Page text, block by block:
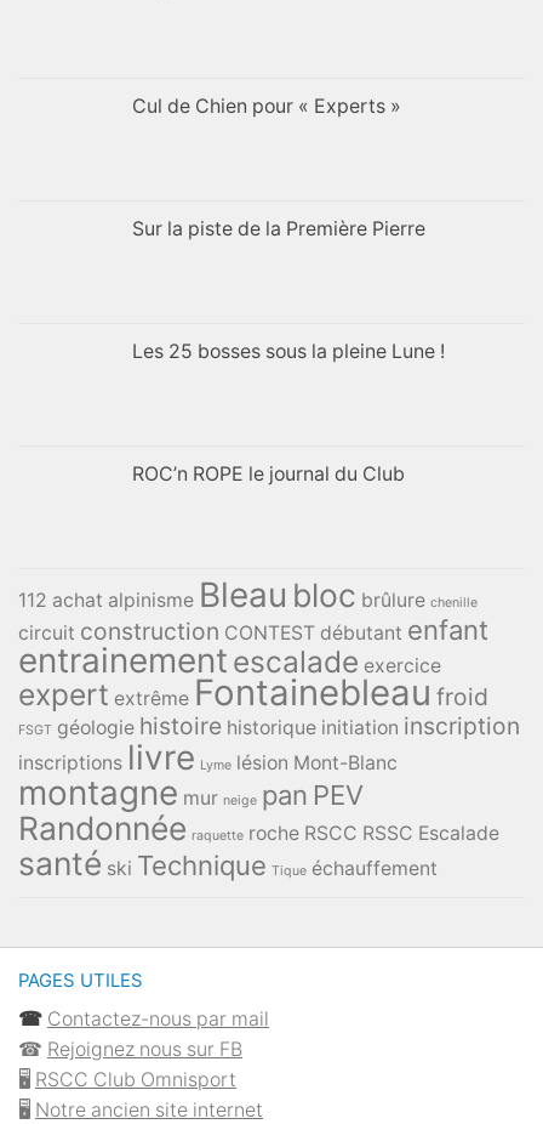
Cul de Chien pour « Experts »
Sur la piste de la Première Pierre
Les 25 bosses sous la pleine Lune !
ROC’n ROPE le journal du Club
112 achat alpinisme Bleau bloc brûlure chenille
circuit construction CONTEST débutant enfant
entrainement escalade exercice
expert extrême Fontainebleau froid
FSGT géologie histoire historique initiation inscription
inscriptions livre Lyme lésion Mont-Blanc
montagne mur neige pan PEV
Randonnée raquette roche RSCC RSSC Escalade
santé ski Technique Tique échauffement
PAGES UTILES
☎︎ Contactez-nous par mail
☎︎ Rejoignez nous sur FB
🖥 RSCC Club Omnisport
🖥 Notre ancien site internet